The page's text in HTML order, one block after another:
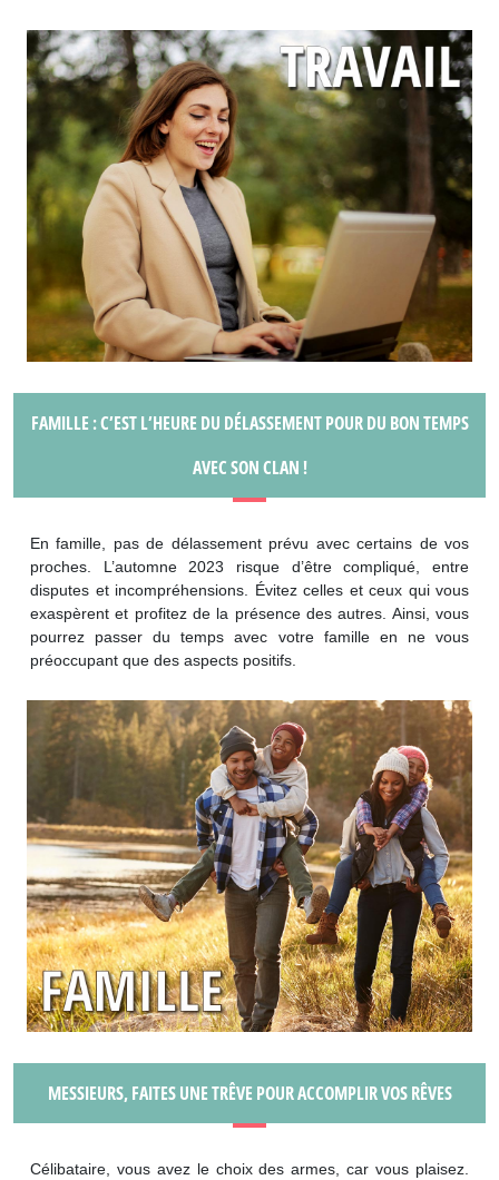
FAMILLE : C’EST L’HEURE DU DÉLASSEMENT POUR DU BON TEMPS
AVEC SON CLAN !
En famille, pas de délassement prévu avec certains de vos
proches. L’automne 2023 risque d’être compliqué, entre
disputes et incompréhensions. Évitez celles et ceux qui vous
exaspèrent et profitez de la présence des autres. Ainsi, vous
pourrez passer du temps avec votre famille en ne vous
préoccupant que des aspects positifs.
MESSIEURS, FAITES UNE TRÊVE POUR ACCOMPLIR VOS RÊVES
Célibataire, vous avez le choix des armes, car vous plaisez.